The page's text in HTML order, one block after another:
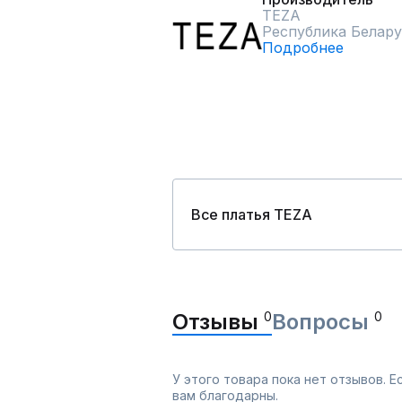
TEZA
Республика
Подробнее
Все платья TEZA
Отзывы 0Вопросы 0
У этого товара пока нет отзывов.
вам благодарны.